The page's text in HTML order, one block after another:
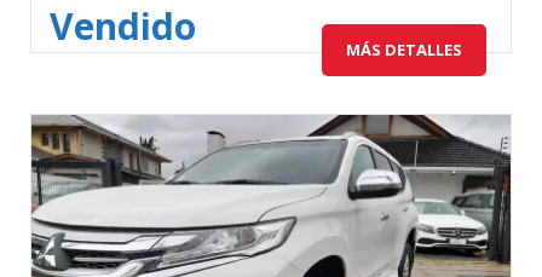
Vendido MÁS DETALLES